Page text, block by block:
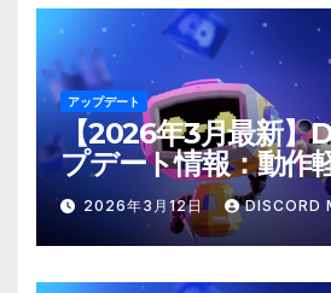
アップデート
【2026年3月最新】
プデート情報：動作
ション仕様の修正
2026年3月12日 DISCORD